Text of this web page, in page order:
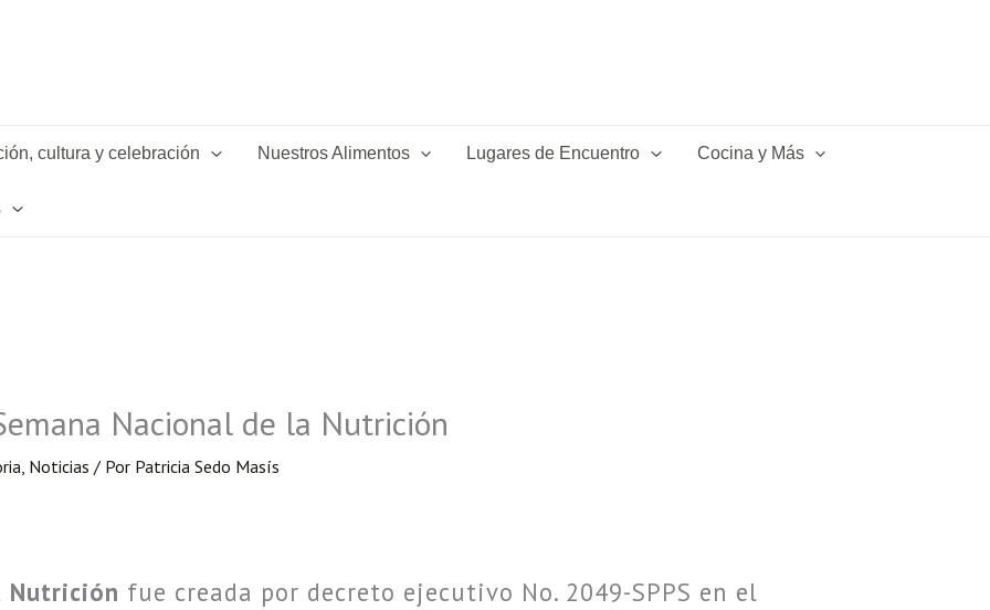
cultura y celebración Nuestros Alimentos Lugares de Encuentro Cocina y Más
Nacional de la Nutrición
Noticias / Por Patricia Sedo Masís
Nutrición fue creada por decreto ejecutivo No. 2049-SPPS en el